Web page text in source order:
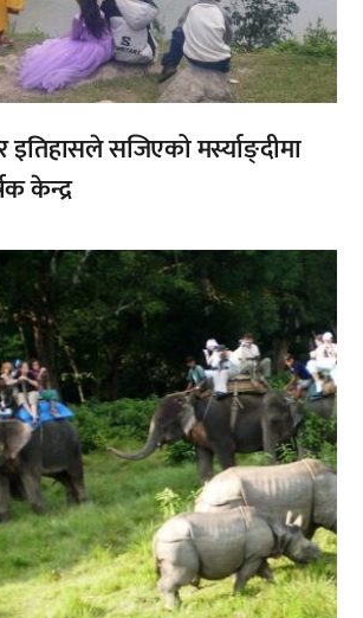
इतिहासले सजिएको मर्स्याङ्दीमा
केन्द्र